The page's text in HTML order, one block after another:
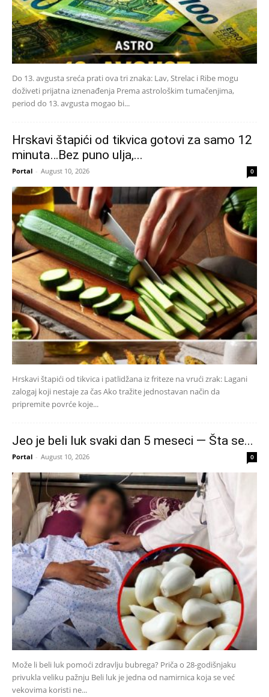
Do 13. avgusta sreća prati ova tri znaka: Lav, Strelac i Ribe mogu
doživeti prijatna iznenađenja Prema astrološkim tumačenjima,
period do 13. avgusta mogao bi...
Hrskavi štapići od tikvica gotovi za samo 12
minuta…Bez puno ulja,...
Portal - August 10, 2026 0
Hrskavi štapići od tikvica i patlidžana iz friteze na vrući zrak: Lagani
zalogaj koji nestaje za čas Ako tražite jednostavan način da
pripremite povrće koje...
Jeo je beli luk svaki dan 5 meseci — Šta se...
Portal - August 10, 2026 0
Može li beli luk pomoći zdravlju bubrega? Priča o 28-godišnjaku
privukla veliku pažnju Beli luk je jedna od namirnica koja se već
vekovima koristi ne...